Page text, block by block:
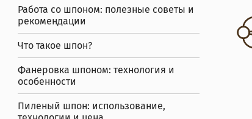
Работа со шпоном: полезные советы и
рекомендации
Что такое шпон?
Фанеровка шпоном: технология и
особенности
Пиленый шпон: использование,